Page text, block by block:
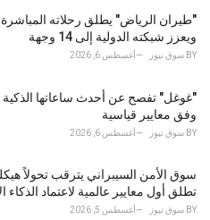
o
r
i
:
"طيران الرياض" يطلق رحلاته المباشرة
ويعزز شبكته الدولية إلى 14 وجهة
BY سوق نيوز أغسطس 6, 2026
وفق معايير قياسية
BY سوق نيوز أغسطس 6, 2026
سوق الأمن السيبراني يترقب تحولاً
تطلق أول معايير عالمية لاعتماد الذكاء
BY سوق نيوز أغسطس 5, 2026